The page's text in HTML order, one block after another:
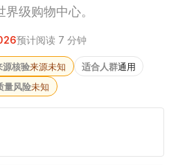
级购物中心。
预计阅读 7 分钟
源核验来源未知 适合人群通用
量风险未知